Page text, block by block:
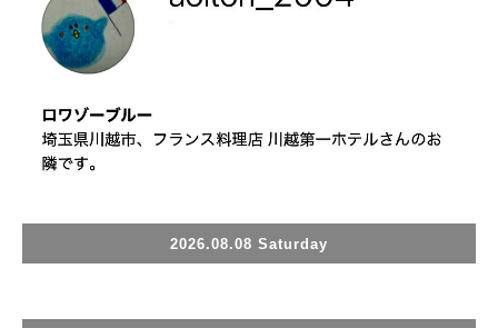
2026.08.08 Saturday